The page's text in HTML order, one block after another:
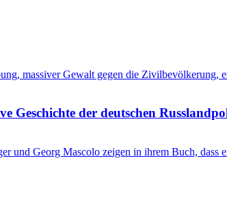
massiver Gewalt gegen die
Geschichte der deutschen
und Georg Mascolo zeigen in ihrem Buch, dass